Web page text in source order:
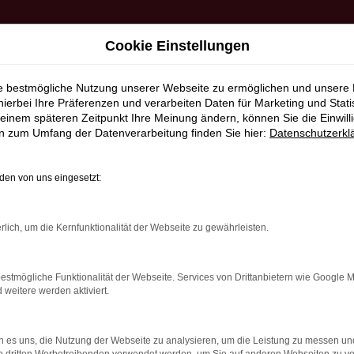
Bremen bei Prox & Walter
WÄRE ES MIT EINEM
in einen Škoda Gebrauchtwagen. Bei uns werden Sie mit
dass wir nicht vertraglich verpflichtet sind, Škoda
ganz sicher das passende Auto für Sie und Ihre Mobilität
durch eine clevere kalkulierte Finanzierung mit
Cookie Einstellungen
bestmögliche Nutzung unserer Webseite zu ermöglichen und unsere
Ihre Präferenzen und verarbeiten Daten für Marketing und
späteren Zeitpunkt Ihre Meinung ändern, können Sie die
zum Umfang der Datenverarbeitung finden Sie hier:
von uns eingesetzt:
um die Kernfunktionalität der Webseite zu gewährleisten.
Funktionalität der Webseite. Services von Drittanbietern wie Google
weitere werden aktiviert.
es uns, die Nutzung der Webseite zu analysieren, um die Leistung zu messen